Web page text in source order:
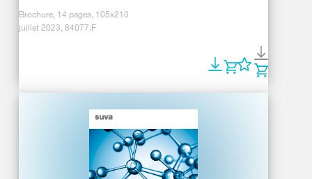
Brochure, 14 pages, 105x210
juillet 2023, 84077.F